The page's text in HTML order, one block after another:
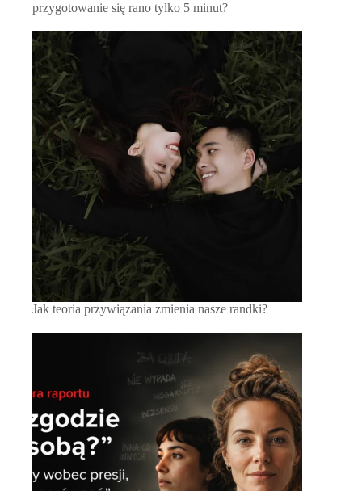
przygotowanie się rano tylko 5 minut?
Jak teoria przywiązania zmienia nasze randki?